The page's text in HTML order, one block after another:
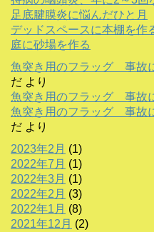
足底腱膜炎に悩んだひと月
デッドスペースに本棚を作
庭に砂場を作る
魚突き用のフラッグ 事故
だ より
魚突き用のフラッグ 事故
魚突き用のフラッグ 事故
だ より
2023年2月 (1)
2022年7月 (1)
2022年3月 (1)
2022年2月 (3)
2022年1月 (8)
2021年12月 (2)